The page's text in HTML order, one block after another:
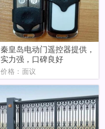
秦皇岛电动门遥控器提供，
实力强，口碑良好
价格：面议